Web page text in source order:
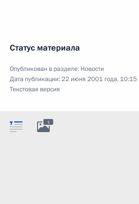
Статус материала
Опубликован в разделе: Новости
Дата публикации:22 июня 2001 года, 10:15
Текстовая версия
1